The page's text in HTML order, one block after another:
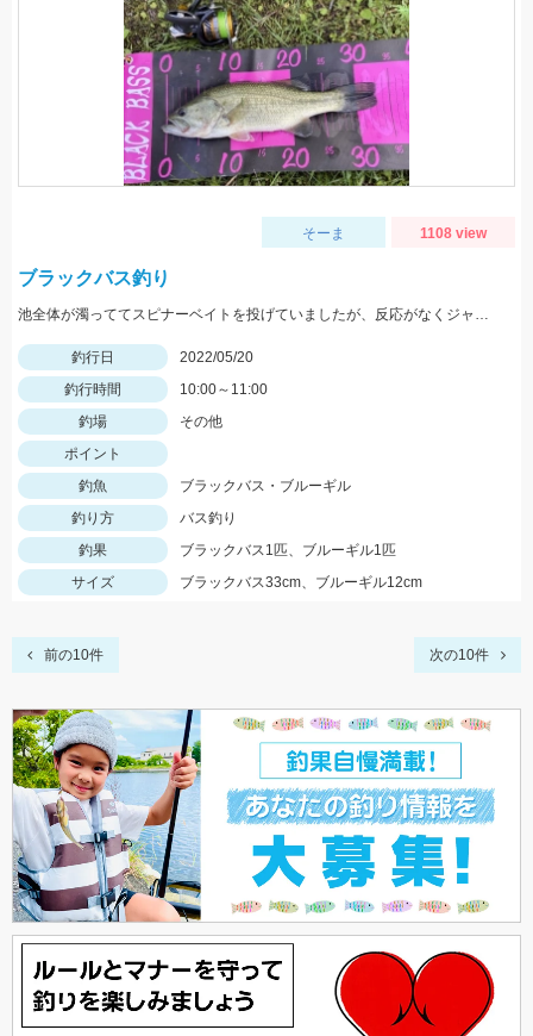
そーま 1108 view
ブラックバス釣り
池全体が濁っててスピナーベイトを投げていましたが、反応がなくジャッカルRVバグ1.5を投げると一投目でヒット！
釣行日
2022/05/20
釣行時間
10:00～11:00
釣場
その他
ポイント
釣魚
ブラックバス・ブルーギル
釣り方
バス釣り
釣果
ブラックバス1匹、ブルーギル1匹
サイズ
ブラックバス33cm、ブルーギル12cm
前の10件 次の10件